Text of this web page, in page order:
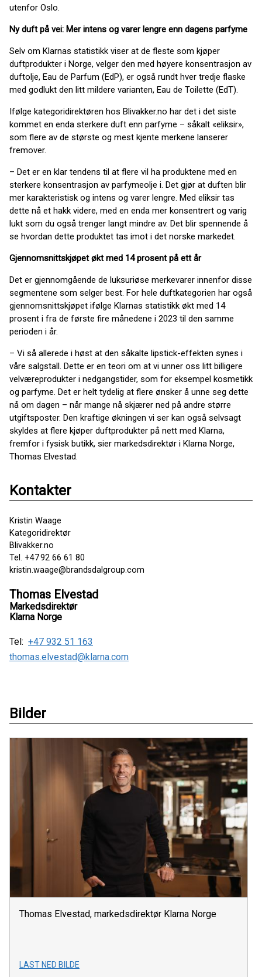
utenfor Oslo.
Ny duft på vei: Mer intens og varer lengre enn dagens parfyme
Selv om Klarnas statistikk viser at de fleste som kjøper
duftprodukter i Norge, velger den med høyere konsentrasjon av
duftolje, Eau de Parfum (EdP), er også rundt hver tredje flaske
med godlukt den litt mildere varianten, Eau de Toilette (EdT).
Ifølge kategoridirektøren hos Blivakker.no har det i det siste
kommet en enda sterkere duft enn parfyme – såkalt «eliksir»,
som flere av de største og mest kjente merkene lanserer
fremover.
– Det er en klar tendens til at flere vil ha produktene med en
sterkere konsentrasjon av parfymeolje i. Det gjør at duften blir
mer karakteristisk og intens og varer lengre. Med eliksir tas
dette nå et hakk videre, med en enda mer konsentrert og varig
lukt som du også trenger langt mindre av. Det blir spennende å
se hvordan dette produktet tas imot i det norske markedet.
Gjennomsnittskjøpet økt med 14 prosent på ett år
Det er gjennomgående de luksuriøse merkevarer innenfor disse
segmentene som selger best. For hele duftkategorien har også
gjennomsnittskjøpet ifølge Klarnas statistikk økt med 14
prosent i fra de første fire månedene i 2023 til den samme
perioden i år.
– Vi så allerede i høst at den såkalte lipstick-effekten synes i
våre salgstall. Dette er en teori om at vi unner oss litt billigere
velværeprodukter i nedgangstider, som for eksempel kosmetikk
og parfyme. Det er helt tydelig at flere ønsker å unne seg dette
nå om dagen – når mange nå skjærer ned på andre større
utgiftsposter. Den kraftige økningen vi ser kan også selvsagt
skyldes at flere kjøper duftprodukter på nett med Klarna,
fremfor i fysisk butikk, sier markedsdirektør i Klarna Norge,
Thomas Elvestad.
Kontakter
Kristin Waage
Kategoridirektør
Blivakker.no
Tel. +47 92 66 61 80
kristin.waage@brandsdalgroup.com
Thomas Elvestad
Markedsdirektør
Klarna Norge
Tel: +47 932 51 163
thomas.elvestad@klarna.com
Bilder
Thomas Elvestad, markedsdirektør Klarna Norge
LAST NED BILDE